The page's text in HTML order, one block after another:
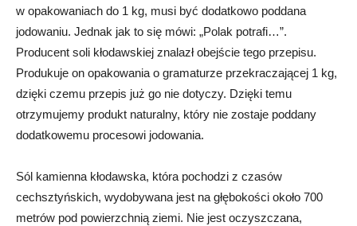
w opakowaniach do 1 kg, musi być dodatkowo poddana
jodowaniu. Jednak jak to się mówi: „Polak potrafi…”.
Producent soli kłodawskiej znalazł obejście tego przepisu.
Produkuje on opakowania o gramaturze przekraczającej 1 kg,
dzięki czemu przepis już go nie dotyczy. Dzięki temu
otrzymujemy produkt naturalny, który nie zostaje poddany
dodatkowemu procesowi jodowania.
Sól kamienna kłodawska, która pochodzi z czasów
cechsztyńskich, wydobywana jest na głębokości około 700
metrów pod powierzchnią ziemi. Nie jest oczyszczana,